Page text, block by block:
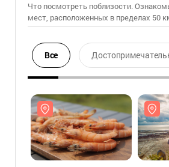
Что посмотреть поблизости.
мест, расположенных в пределах 50
Все